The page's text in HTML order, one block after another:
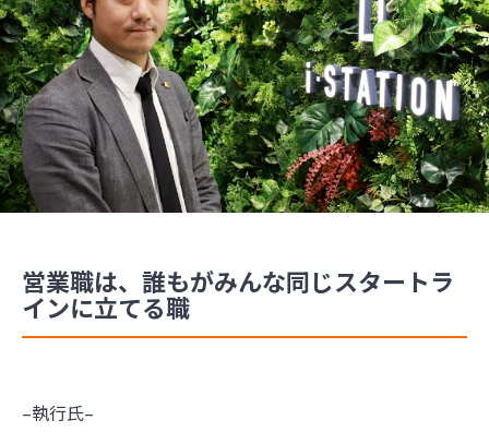
営業職は、誰もがみんな同じスタートラ
インに立てる職
–執行氏–